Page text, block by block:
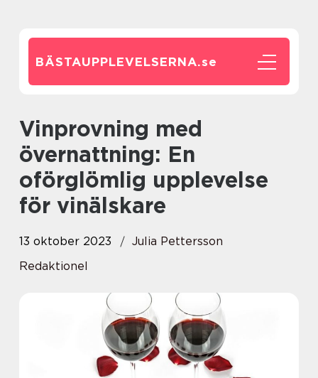
BÄSTAUPPLEVELSERNA.se
Vinprovning med
övernattning: En
oförglömlig upplevelse
för vinälskare
13 oktober 2023
Julia Pettersson
Redaktionel